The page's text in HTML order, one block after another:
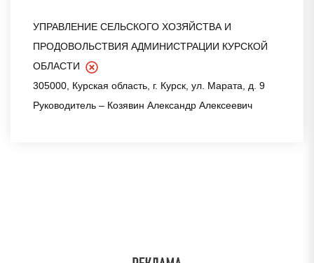
УПРАВЛЕНИЕ СЕЛЬСКОГО ХОЗЯЙСТВА И
ПРОДОВОЛЬСТВИЯ АДМИНИСТРАЦИИ КУРСКОЙ
ОБЛАСТИ
305000, Курская область, г. Курск, ул. Марата, д. 9
Руководитель – Козявин Александр Алексеевич